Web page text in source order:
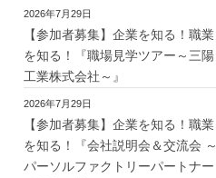
2026年7月29日
【参加者募集】企業を知る！職業
を知る！『職場見学ツアー～三陽
工業株式会社～』
2026年7月29日
【参加者募集】企業を知る！職業
を知る！『会社説明会＆交流会 ～
パーソルファクトリーパートナー